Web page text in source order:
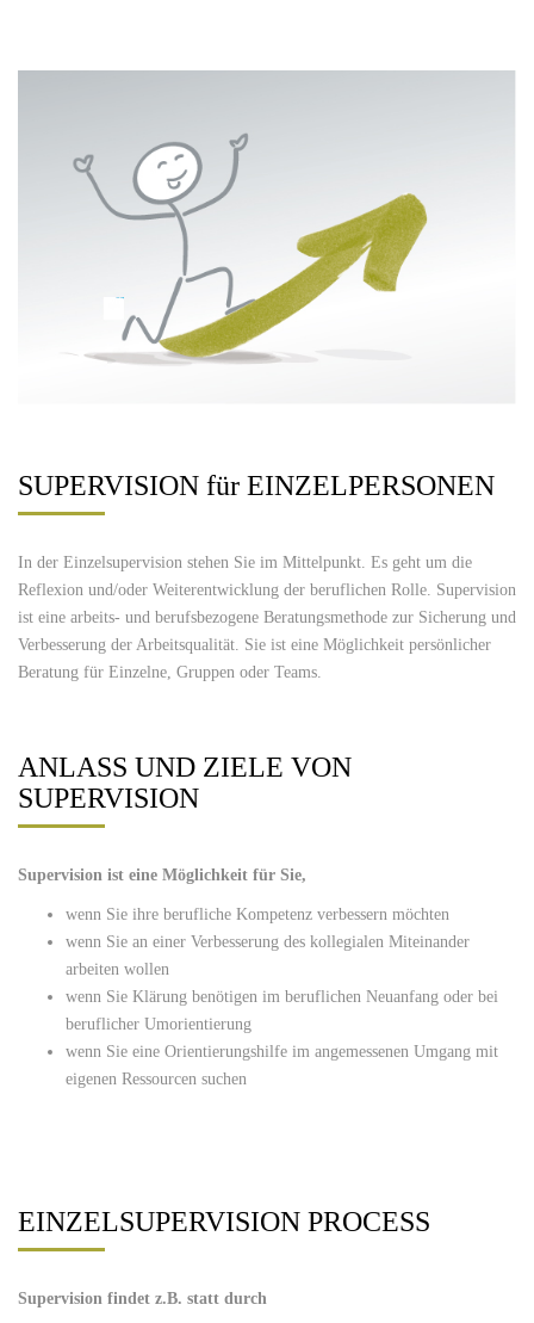
SUPERVISION für EINZELPERSONEN
In der Einzelsupervision stehen Sie im Mittelpunkt. Es geht um die
Reflexion und/oder Weiterentwicklung der beruflichen Rolle. Supervision
ist eine arbeits- und berufsbezogene Beratungsmethode zur Sicherung und
Verbesserung der Arbeitsqualität. Sie ist eine Möglichkeit persönlicher
Beratung für Einzelne, Gruppen oder Teams.
ANLASS UND ZIELE VON
SUPERVISION
Supervision ist eine Möglichkeit für Sie,
wenn Sie ihre berufliche Kompetenz verbessern möchten
wenn Sie an einer Verbesserung des kollegialen Miteinander
arbeiten wollen
wenn Sie Klärung benötigen im beruflichen Neuanfang oder bei
beruflicher Umorientierung
wenn Sie eine Orientierungshilfe im angemessenen Umgang mit
eigenen Ressourcen suchen
EINZELSUPERVISION PROCESS
Supervision findet z.B. statt durch